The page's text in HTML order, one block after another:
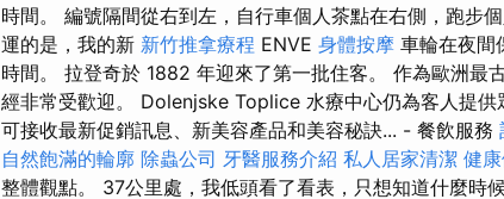
時間。 編號隔間從右到左，自行車個人茶點在右側，跑步
運的是，我的新 新竹推拿療程 ENVE 身體按摩 車輪在夜間
時間。 拉登奇於 1882 年迎來了第一批住客。 作為歐洲最
經非常受歡迎。 Dolenjske Toplice 水療中心仍為客人提
可接收最新促銷訊息、新美容產品和美容秘訣... - 餐飲服務
自然飽滿的輪廓 除蟲公司 牙醫服務介紹 私人居家清潔 健
整體觀點。 37公里處，我低頭看了看表，只想知道什麼時